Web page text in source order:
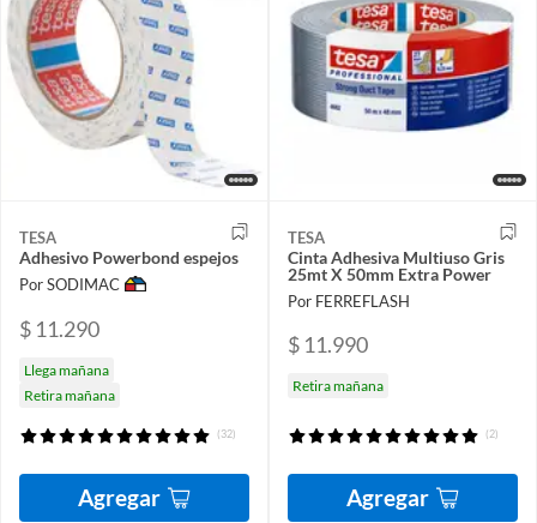
TESA
Adhesivo Powerbond espejos
Por SODIMAC
$ 11.290
Llega mañana
Retira mañana
(32)
Agregar
TESA
Cinta Adhesiva Multiuso Gris
25mt X 50mm Extra Power
Por FERREFLASH
$ 11.990
Retira mañana
(2)
Agregar